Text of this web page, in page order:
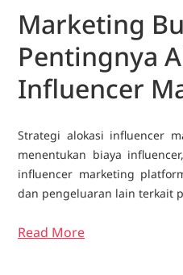
Marketing
Pentingnya
Influencer
Strategi alokasi influencer
menentukan biaya
influencer marketing
dan pengeluaran lain terkait
Read More